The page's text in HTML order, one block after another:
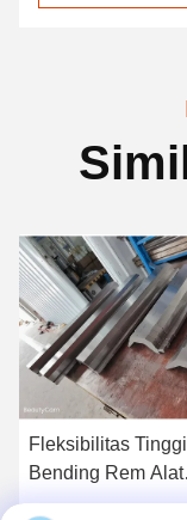
Fleksibilitas
Bending Rem Alat
Karakteristik